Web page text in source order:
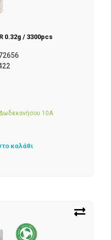
0.32g / 3300pcs
10Α
καλάθι